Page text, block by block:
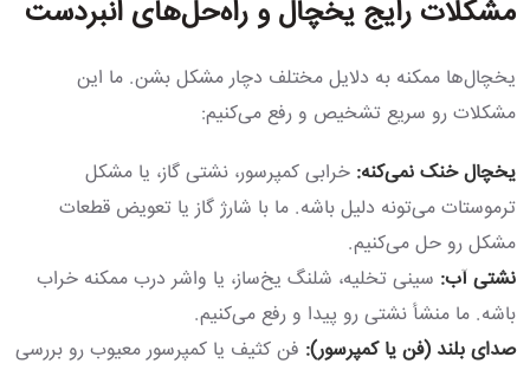
مشکلات رایج یخچال و راه‌حل‌های انبردست
یخچال‌ها ممکنه به دلایل مختلف دچار مشکل بشن. ما این
مشکلات رو سریع تشخیص و رفع می‌کنیم:
یخچال خنک نمی‌کنه: خرابی کمپرسور، نشتی گاز، یا مشکل
ترموستات می‌تونه دلیل باشه. ما با شارژ گاز یا تعویض قطعات
مشکل رو حل می‌کنیم.
نشتی آب: سینی تخلیه، شلنگ یخ‌ساز، یا واشر درب ممکنه خراب
باشه. ما منشأ نشتی رو پیدا و رفع می‌کنیم.
صدای بلند (فن یا کمپرسور): فن کثیف یا کمپرسور معیوب رو بررسی